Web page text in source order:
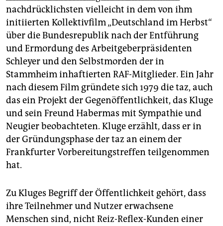
nachdrücklichsten vielleicht in dem von ihm
initiierten Kollektivfilm „Deutschland im Herbst“
über die Bundesrepublik nach der Entführung
und Ermordung des Arbeitgeberpräsidenten
Schleyer und den Selbstmorden der in
Stammheim inhaftierten RAF-Mitglieder. Ein Jahr
nach diesem Film gründete sich 1979 die taz, auch
das ein Projekt der Gegenöffentlichkeit, das Kluge
und sein Freund Habermas mit Sympathie und
Neugier beobachteten. Kluge erzählt, dass er in
der Gründungsphase der taz an einem der
Frankfurter Vorbereitungstreffen teilgenommen
hat.
Zu Kluges Begriff der Öffentlichkeit gehört, dass
ihre Teilnehmer und Nutzer erwachsene
Menschen sind, nicht Reiz-Reflex-Kunden einer